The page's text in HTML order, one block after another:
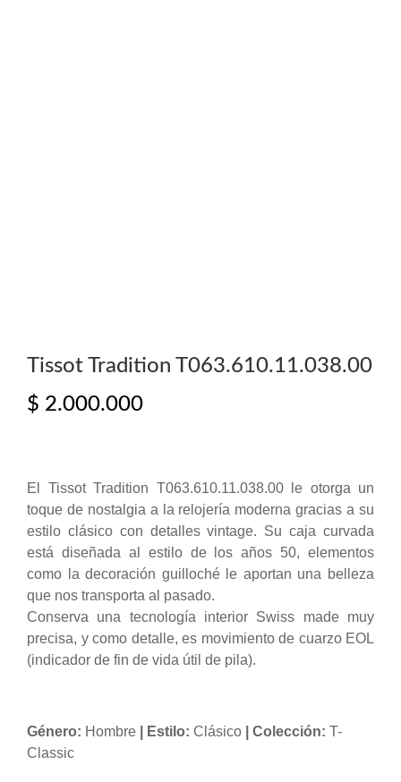
Tissot Tradition T063.610.11.038.00
$ 2.000.000
El Tissot Tradition T063.610.11.038.00 le otorga un
toque de nostalgia a la relojería moderna gracias a su
estilo clásico con detalles vintage. Su caja curvada
está diseñada al estilo de los años 50, elementos
como la decoración guilloché le aportan una belleza
que nos transporta al pasado.
Conserva una tecnología interior Swiss made muy
precisa, y como detalle, es movimiento de cuarzo EOL
(indicador de fin de vida útil de pila).
Género: Hombre | Estilo: Clásico | Colección: T-
Classic